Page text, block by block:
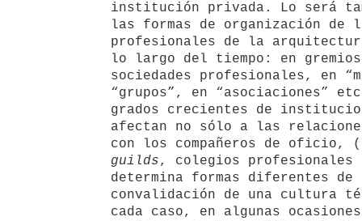
institución privada. Lo será
las formas de organización de
profesionales de la
lo largo del tiempo: en
sociedades profesionales, en
“grupos”, en “asociaciones”
grados crecientes de
afectan no sólo a las
con los compañeros de oficio,
guilds, colegios
determina formas diferentes de
convalidación de una cultura
cada caso, en algunas